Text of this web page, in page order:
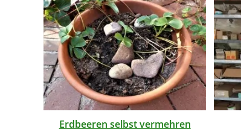
Erdbeeren selbst vermehren